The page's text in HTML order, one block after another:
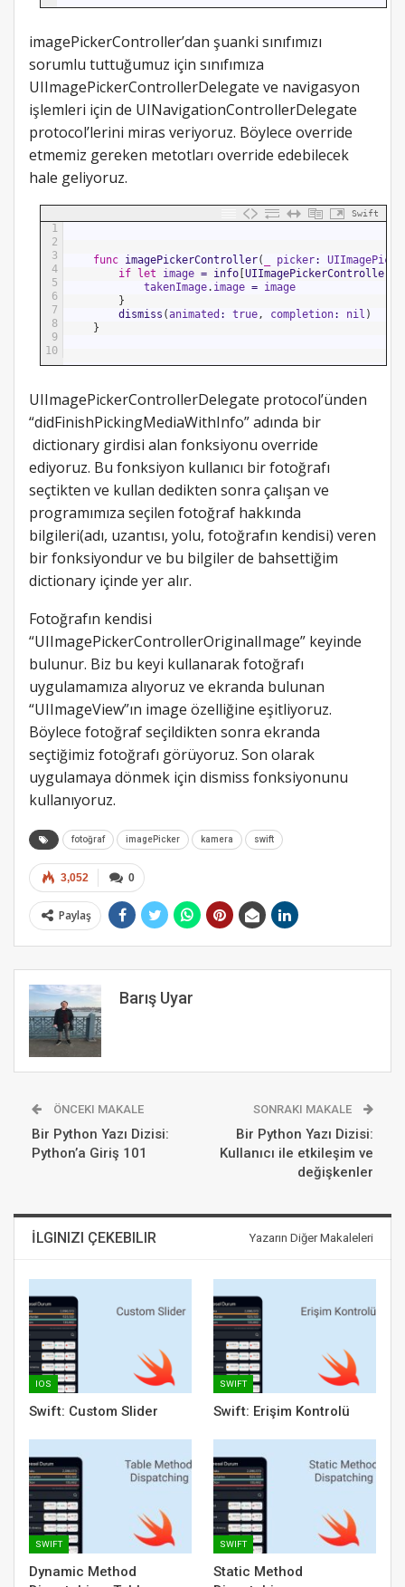
imagePickerController’dan şuanki sınıfımızı
sorumlu tuttuğumuz için sınıfımıza
UIImagePickerControllerDelegate ve navigasyon
işlemleri için de UINavigationControllerDelegate
protocol’lerini miras veriyoruz. Böylece override
etmemiz gereken metotları override edebilecek
hale geliyoruz.
Swift
1
2
3
4
5
6
7
8
9
10
func imagePickerController( picker:
if let image = info [
takenImage. image = image
}
dismiss (animated : true , completion: nil )
}
UIImagePickerControllerDelegate protocol’ünden
“didFinishPickingMediaWithInfo” adında bir
dictionary girdisi alan fonksiyonu override
ediyoruz. Bu fonksiyon kullanıcı bir fotoğrafı
seçtikten ve kullan dedikten sonra çalışan ve
programımıza seçilen fotoğraf hakkında
bilgileri(adı, uzantısı, yolu, fotoğrafın kendisi) veren
bir fonksiyondur ve bu bilgiler de bahsettiğim
dictionary içinde yer alır.
Fotoğrafın kendisi
“UIImagePickerControllerOriginalImage” keyinde
bulunur. Biz bu keyi kullanarak fotoğrafı
uygulamamıza alıyoruz ve ekranda bulunan
“UIImageView”ın image özelliğine eşitliyoruz.
Böylece fotoğraf seçildikten sonra ekranda
seçtiğimiz fotoğrafı görüyoruz. Son olarak
uygulamaya dönmek için dismiss fonksiyonunu
kullanıyoruz.
fotoğraf imagePicker kamera swift
0
3,052
Paylaş
Barış Uyar
ÖNCEKI MAKALE
Bir Python Yazı Dizisi:
Python’a Giriş 101
SONRAKI MAKALE
Bir Python Yazı Dizisi:
Kullanıcı ile etkileşim ve
değişkenler
İLGINIZI ÇEKEBILIR Yazarın Diğer Makaleleri
IOS
Swift: Custom Slider
SWIFT
Swift: Erişim Kontrolü
SWIFT
Dynamic Method
SWIFT
Static Method